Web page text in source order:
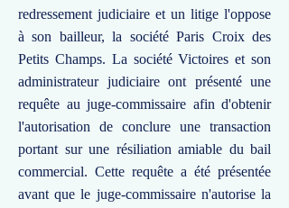
redressement judiciaire et un litige l'oppose
à son bailleur, la société Paris Croix des
Petits Champs. La société Victoires et son
administrateur judiciaire ont présenté une
requête au juge-commissaire afin d'obtenir
l'autorisation de conclure une transaction
portant sur une résiliation amiable du bail
commercial. Cette requête a été présentée
avant que le juge-commissaire n'autorise la